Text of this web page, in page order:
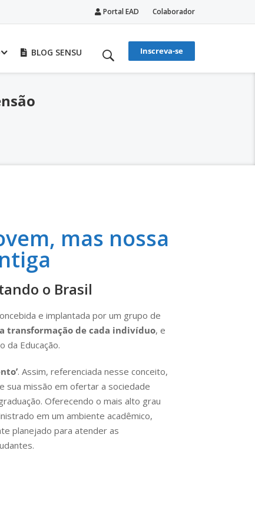
Portal EAD Colaborador
BLOG SENSU Inscreva-se
mas nossa
o Brasil
e implantada por um grupo de
transformação de cada indivíduo, e
da Educação.
. Assim, referenciada nesse conceito,
sua missão em ofertar a sociedade
Oferecendo o mais alto grau
em um ambiente acadêmico,
planejado para atender as